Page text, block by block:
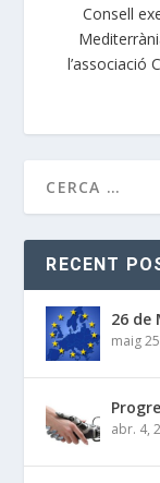
Consell
l’associació
RECENT
26 de
maig
abr. 4,